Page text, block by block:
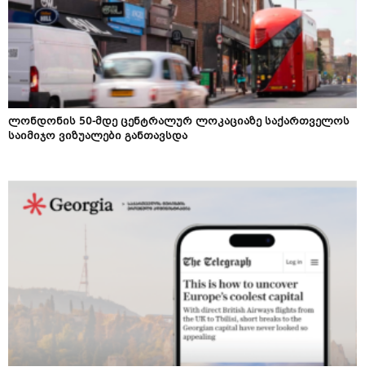
ლონდონის 50-მდე ცენტრალურ ლოკაციაზე საქართველოს
საიმიჯო ვიზუალები განთავსდა